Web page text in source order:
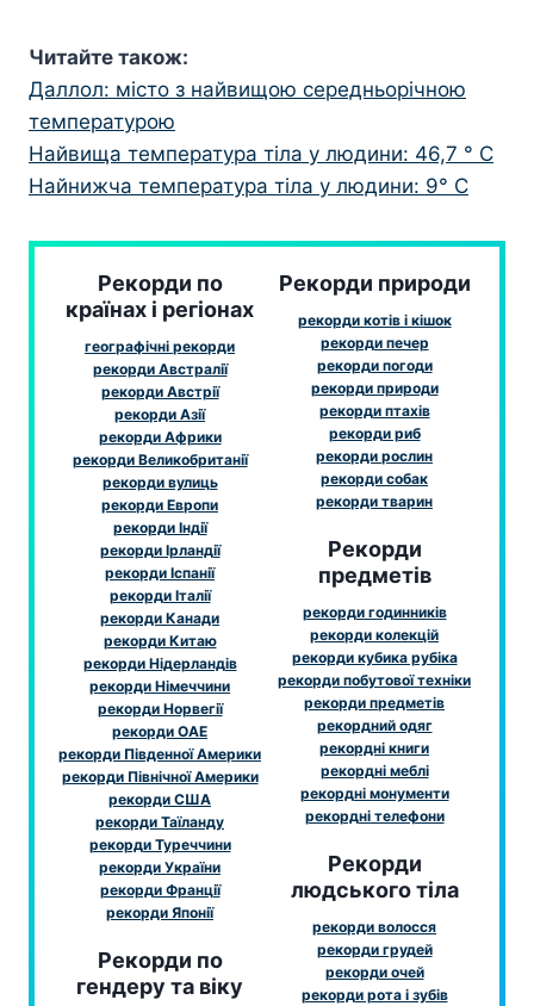
Читайте також:
Даллол: місто з найвищою середньорічною
температурою
Найвища температура тіла у людини: 46,7 ° С
Найнижча температура тіла у людини: 9° С
Рекорди по
країнах і регіонах
географічні рекорди
рекорди Австралії
рекорди Австрії
рекорди Азії
рекорди Африки
рекорди Великобританії
рекорди вулиць
рекорди Европи
рекорди Індії
рекорди Ірландії
рекорди Іспанії
рекорди Італії
рекорди Канади
рекорди Китаю
рекорди Нідерландів
рекорди Німеччини
рекорди Норвегії
рекорди ОАЕ
рекорди Південної Америки
рекорди Північної Америки
рекорди США
рекорди Таїланду
рекорди Туреччини
рекорди України
рекорди Франції
рекорди Японії
Рекорди по
гендеру та віку
Рекорди природи
рекорди котів і кішок
рекорди печер
рекорди погоди
рекорди природи
рекорди птахів
рекорди риб
рекорди рослин
рекорди собак
рекорди тварин
Рекорди
предметів
рекорди годинників
рекорди колекцій
рекорди кубика рубіка
рекорди побутової техніки
рекорди предметів
рекордний одяг
рекордні книги
рекордні меблі
рекордні монументи
рекордні телефони
Рекорди
людського тіла
рекорди волосся
рекорди грудей
рекорди очей
рекорди рота і зубів